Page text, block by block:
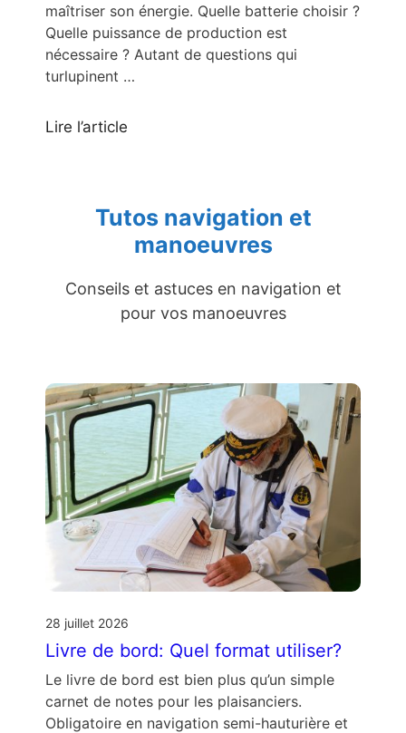
maîtriser son énergie. Quelle batterie choisir ?
Quelle puissance de production est
nécessaire ? Autant de questions qui
turlupinent …
Lire l’article
Tutos navigation et
manoeuvres
Conseils et astuces en navigation et
pour vos manoeuvres
28 juillet 2026
Livre de bord: Quel format utiliser?
Le livre de bord est bien plus qu’un simple
carnet de notes pour les plaisanciers.
Obligatoire en navigation semi-hauturière et